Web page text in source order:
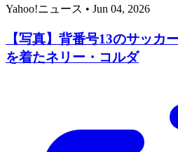
Yahoo!ニュース • Jun 04, 2026
【写真】背番号13のサッカ
を着たネリー・コルダ